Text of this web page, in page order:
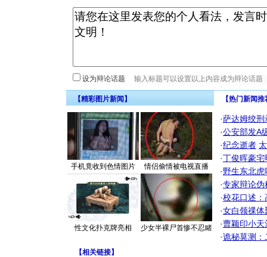
设为辩论话题
【精彩图片新闻】
手机竟收到色情图片 情侣偷情被电视直播
性文化扑克牌亮相 少女半裸尸首惨不忍睹
【热门新闻
·萨达姆绞刑
·公安部发A
·纪念逝者
·丁俊晖豪
·野生东北
·专家辩论伪
·校花口述：
·女白领祼体
·曹颖印小天
·诡秘莫测：
【相关链接】